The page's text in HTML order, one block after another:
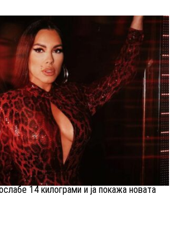
14 килограми и ја покажа новата